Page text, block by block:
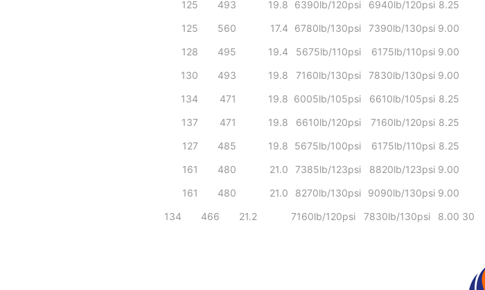
8.25
6940lb/120psi
6390lb/120psi
19.8
493
125
9.00
7390lb/130psi
6780lb/130psi
17.4
560
125
9.00
6175lb/110psi
5675lb/110psi
19.4
495
128
9.00
7830lb/130psi
7160lb/130psi
19.8
493
130
8.25
6610lb/105psi
6005lb/105psi
19.8
471
134
8.25
7160lb/120psi
6610lb/120psi
19.8
471
137
8.25
6175lb/110psi
5675lb/100psi
19.8
485
127
9.00
8820lb/123psi
7385lb/123psi
21.0
480
161
9.00
9090lb/130psi
8270lb/130psi
21.0
480
161
30
8.00
7830lb/130psi
7160lb/120psi
21.2
466
134